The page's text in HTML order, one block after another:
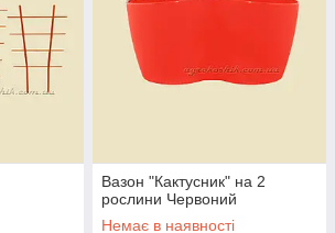
Вазон "Кактусник" на 2
рослини Червоний
Немає в наявності